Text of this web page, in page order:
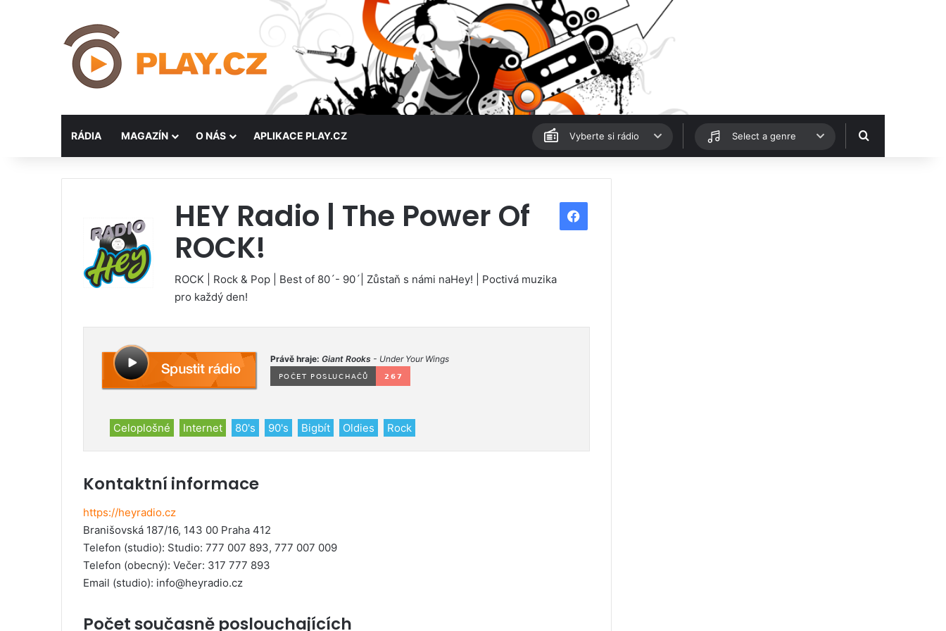
RÁDIA MAGAZÍN O NÁS APLIKACE PLAY.CZ Vyberte si rádio Select a genre Hledat
HEY Radio | The Power Of
ROCK!
ROCK | Rock & Pop | Best of 80´- 90´| Zůstaň s námi naHey! | Poctivá muzika
pro každý den!
b
Právě hraje: Giant Rooks - Under Your Wings
Celoplošné Internet 80's 90's Bigbít Oldies Rock
Kontaktní informace
https://heyradio.cz
Branišovská 187/16, 143 00 Praha 412
Telefon (studio): Studio: 777 007 893, 777 007 009
Telefon (obecný): Večer: 317 777 893
Email (studio): info@heyradio.cz
Počet současně poslouchajících